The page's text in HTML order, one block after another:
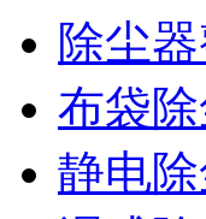
除尘
布袋
静电